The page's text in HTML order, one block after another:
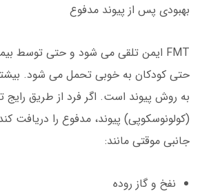
بهبودی پس از پیوند مدفوع
حتی کودکان به خوبی تحمل می شود.
به روش پیوند است. اگر فرد از طریق
(کولونوسکوپی) پیوند، مدفوع را دریافت
جانبی موقتی مانند:
نفخ و گاز روده